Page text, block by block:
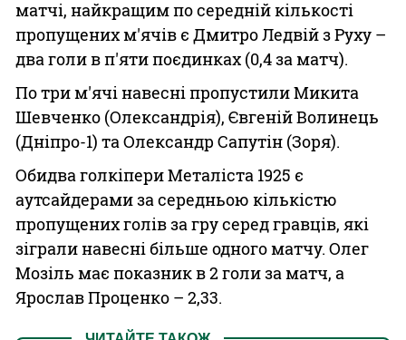
матчі, найкращим по середній кількості
пропущених м'ячів є Дмитро Ледвій з Руху –
два голи в п'яти поєдинках (0,4 за матч).
По три м'ячі навесні пропустили Микита
Шевченко (Олександрія), Євгеній Волинець
(Дніпро-1) та Олександр Сапутін (Зоря).
Обидва голкіпери Металіста 1925 є
аутсайдерами за середньою кількістю
пропущених голів за гру серед гравців, які
зіграли навесні більше одного матчу. Олег
Мозіль має показник в 2 голи за матч, а
Ярослав Проценко – 2,33.